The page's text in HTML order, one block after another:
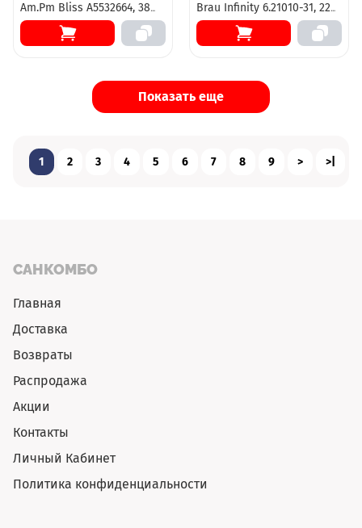
Am.Pm Bliss A5532664, 38
см, хром
Brau Infinity 6.21010-31, 22
см, цвет черный матовый
Показать еще
1 2 3 4 5 6 7 8 9 > >|
САНКОМБО
Главная
Доставка
Возвраты
Распродажа
Акции
Контакты
Личный Кабинет
Политика конфиденциальности